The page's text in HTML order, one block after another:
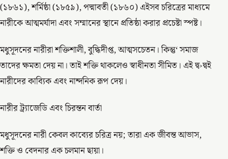
(১৮৬১), শর্মিষ্ঠা (১৮৫৯), পদ্মাবতী (১৮৬০) এইসব চরিত্রের মাধ্যমে
নারীকে আত্মমর্যাদা এবং সম্মানের স্থানে প্রতিষ্ঠা করার প্রচেষ্টা স্পষ্ট।
মধুসূদনের নারীরা শক্তিশালী, বুদ্ধিদীপ্ত, আত্মসচেতন। কিন্তু‘ সমাজ
তাদের ক্ষমতা দেয় না। তাই শক্তি থাকলেও স্বাধীনতা সীমিত। এই দ্ব›দ্বই
নারীদের কাব্যিক এবং নান্দনিক রূপ দেয়।
নারীর ট্র‍্যাজেডি এবং চিরন্তন বার্তা
মধুসূদনের নারী কেবল কাব্যের চরিত্র নয়; তারা এক জীবন্ত আভাস,
শক্তি ও বেদনার এক চলমান ছায়া।